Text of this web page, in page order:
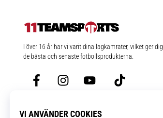
11teamsports.se
I över 16 år har vi varit dina lagkamrater, vilket ger dig
de bästa och senaste fotbollsprodukterna.
FacebookInstagramYouTubeTikTok